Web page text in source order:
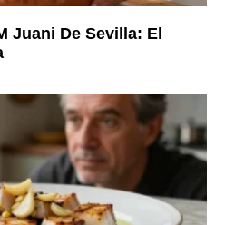
Juani De Sevilla: El